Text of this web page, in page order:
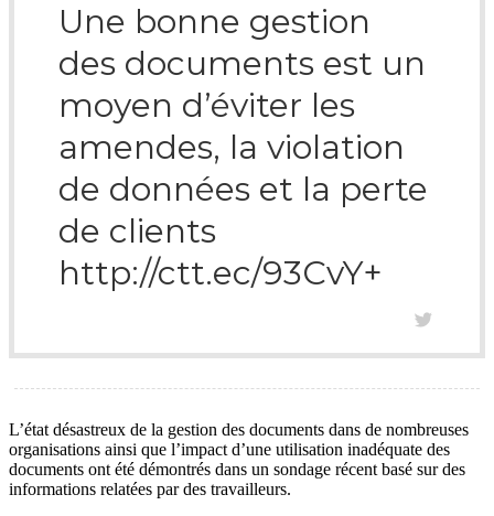
Une bonne gestion
des documents est un
moyen d’éviter les
amendes, la violation
de données et la perte
de clients
http://ctt.ec/93CvY+
L’état désastreux de la gestion des documents dans de nombreuses
organisations ainsi que l’impact d’une utilisation inadéquate des
documents ont été démontrés dans un sondage récent basé sur des
informations relatées par des travailleurs.